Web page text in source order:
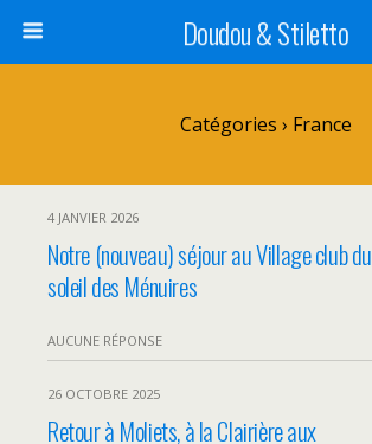
Doudou & Stiletto
Catégories › France
4 JANVIER 2026
Notre (nouveau) séjour au Village club du
soleil des Ménuires
AUCUNE RÉPONSE
26 OCTOBRE 2025
Retour à Moliets, à la Clairière aux